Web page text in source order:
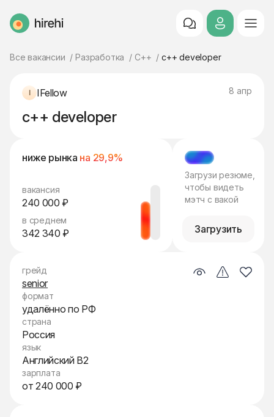
HireHi
Все вакансии Разработка C++ c++ developer
IFellow 8 апр
c++ developer
ниже рынка на 29,9%
вакансия
240 000 ₽
в среднем
342 340 ₽
МЭТЧ
Загрузи резюме,
чтобы видеть
мэтч с вакой
Загрузить
грейд
senior
формат
удалённо по РФ
страна
Россия
язык
Английский B2
зарплата
от 240 000 ₽